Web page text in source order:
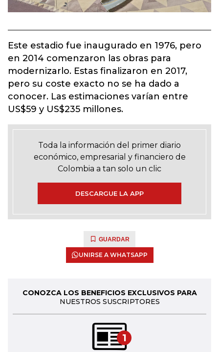
Este estadio fue inaugurado en 1976, pero
en 2014 comenzaron las obras para
modernizarlo. Estas finalizaron en 2017,
pero su coste exacto no se ha dado a
conocer. Las estimaciones varían entre
US$59 y US$235 millones.
Toda la información del primer diario
económico, empresarial y financiero de
Colombia a tan solo un clic
DESCARGUE LA APP
GUARDAR
UNIRSE A WHATSAPP
CONOZCA LOS BENEFICIOS EXCLUSIVOS PARA
NUESTROS SUSCRIPTORES
1